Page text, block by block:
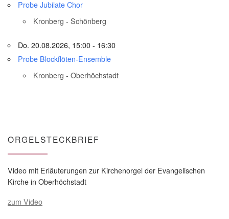
Probe Jubilate Chor
Kronberg - Schönberg
Do. 20.08.2026, 15:00 - 16:30
Probe Blockflöten-Ensemble
Kronberg - Oberhöchstadt
ORGELSTECKBRIEF
Video mit Erläuterungen zur Kirchenorgel der Evangelischen
Kirche in Oberhöchstadt
zum Video